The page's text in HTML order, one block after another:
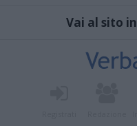
Vai al sito